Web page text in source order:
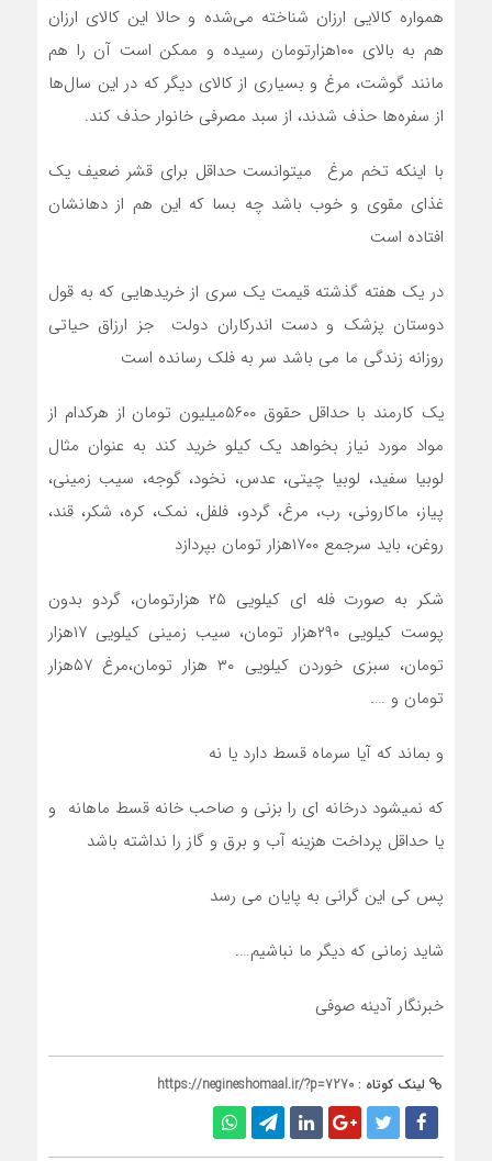
همواره کالایی ارزان شناخته می‌‌‌‌‌‌‌شده و حالا این کالای ارزان
هم به بالای ۱۰۰هزار‌تومان رسیده و ممکن است آن را هم
مانند گوشت، مرغ و بسیاری از کالای دیگر که در این سال‌ها
از سفره‌‌‌‌‌‌‌ها حذف شدند، از سبد مصرفی خانوار حذف کند.
با اینکه تخم مرغ میتوانست حداقل برای قشر ضعیف یک
غذای مقوی و خوب باشد چه بسا که این هم از دهانشان
افتاده است
در یک هفته گذشته قیمت یک سری از خریدهایی که به قول
دوستان پزشک و دست اندرکاران دولت جز ارزاق حیاتی
روزانه زندگی ما می باشد سر به فلک رسانده است
یک کارمند با حداقل حقوق ۵۶۰۰میلیون تومان از هرکدام از
مواد مورد نیاز بخواهد یک کیلو خرید کند به عنوان مثال
لوبیا سفید، لوبیا چیتی، عدس، نخود، گوجه، سیب زمینی،
پیاز، ماکارونی، رب، مرغ، گردو، فلفل، نمک، کره، شکر، قند،
روغن، باید سرجمع ۱۷۰۰هزار تومان بپردازد
شکر به صورت فله ای کیلویی ۲۵ هزارتومان، گردو بدون
پوست کیلویی ۲۹۰هزار تومان، سیب زمینی کیلویی ۱۷هزار
تومان، سبزی خوردن کیلویی ۳۰ هزار تومان،مرغ ۵۷هزار
تومان و ….
و بماند که آیا سرماه قسط دارد یا نه
که نمیشود درخانه ای را بزنی و صاحب خانه قسط ماهانه و
یا حداقل پرداخت هزینه آب و برق و گاز را نداشته باشد
پس کی این گرانی به پایان می رسد
شاید زمانی که دیگر ما نباشیم….
خبرنگار آدینه صوفی
لینک کوتاه : https://negineshomaal.ir/?p=7270